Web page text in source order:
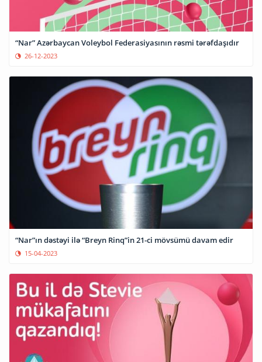
“Nar” Azərbaycan Voleybol Federasiyasının rəsmi tərəfdaşıdır
26-12-2023
“Nar”ın dəstəyi ilə “Breyn Rinq”in 21-ci mövsümü davam edir
15-04-2023